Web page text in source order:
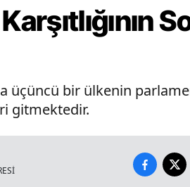
üçüncü bir ülkenin
gitmektedir.